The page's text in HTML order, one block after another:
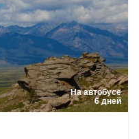
На автобусе
6 дней